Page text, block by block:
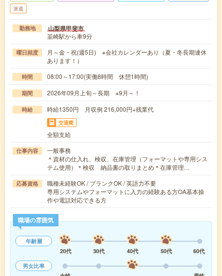
派遣
勤務地 山梨県甲斐市
韮崎駅から車9分
曜日頻度
月～金・祝(週5日) ※会社カレンダーあり（夏・冬長期連休
あります！）
時間 08:00～17:00(実働8時間 休憩1時間)
期間 2026年09月上旬～長期 ※9月～！
時給 時給1350円 月収例 216,000円+残業代
交通費
全額支給
仕事内容
一般事務
＊資材の仕入れ、検収、在庫管理（フォーマットや専用シス
テム使用）＊検収 納品書の取りまとめ＊在庫管理…
応募資格
職種未経験OK / ブランクOK / 英語力不要
専用システムやフォーマットに入力の経験ある方OA基本操
作や電話対応できる方
職場の雰囲気
年齢層
20代
30代 40代 50代
60代
男女比率